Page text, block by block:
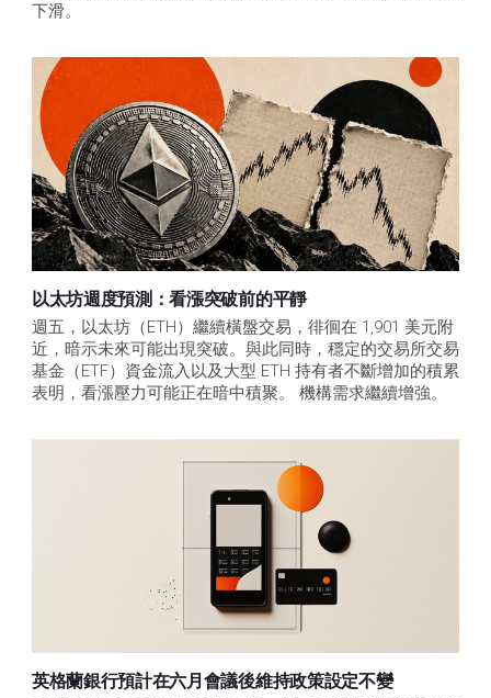
下滑。
以太坊週度預測：看漲突破前的平靜
週五，以太坊（ETH）繼續橫盤交易，徘徊在 1,901 美元附
近，暗示未來可能出現突破。與此同時，穩定的交易所交易
基金（ETF）資金流入以及大型 ETH 持有者不斷增加的積累
表明，看漲壓力可能正在暗中積聚。 機構需求繼續增強。
英格蘭銀行預計在六月會議後維持政策設定不變